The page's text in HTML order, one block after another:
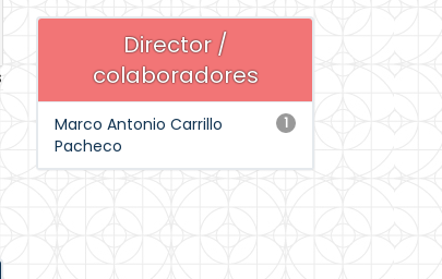
Director /
colaboradores
1
Marco Antonio Carrillo
Pacheco